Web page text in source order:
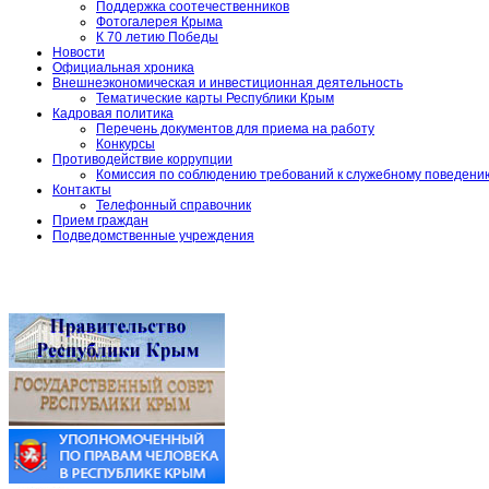
Поддержка соотечественников
Фотогалерея Крыма
К 70 летию Победы
Новости
Официальная хроника
Внешнеэкономическая и инвестиционная деятельность
Тематические карты Республики Крым
Кадровая политика
Перечень документов для приема на работу
Конкурсы
Противодействие коррупции
Комиссия по соблюдению требований к служебному
Контакты
Телефонный справочник
Прием граждан
Подведомственные учреждения